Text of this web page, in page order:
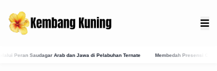
Ternate Membedah Presensi Online Karangasem: Strategi Digitalisasi